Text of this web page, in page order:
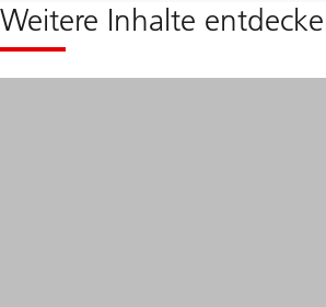
Weitere Inhalte